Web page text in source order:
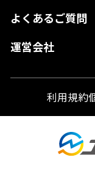
よくあるご質問
運営会社
熊本県
宮崎県
鹿児島県
利用規約